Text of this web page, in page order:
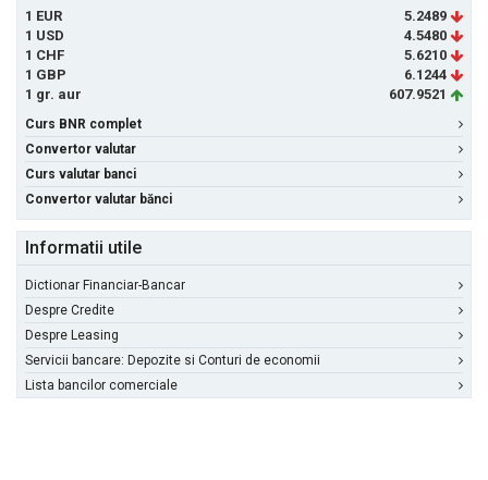
1 EUR
5.2489
1 USD
4.5480
1 CHF
5.6210
1 GBP
6.1244
1 gr. aur
607.9521
Curs BNR complet
Convertor valutar
Curs valutar banci
Convertor valutar bănci
Informatii utile
Dictionar Financiar-Bancar
Despre Credite
Despre Leasing
Servicii bancare: Depozite si Conturi de economii
Lista bancilor comerciale